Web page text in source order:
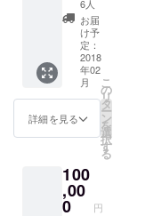
は店
舗・営
業の確
認をさ
せてい
ただき
ます、
ご了承
くださ
待（現
地まで
の交通
費は別
途） ・
ネット
ショッ
プ＆宇
宙バー
でビー
間
5%OFF
・オフ
6人
お届
け予
定：
2018
年02
月
詳細を見る
こ
の
リ
タ
ー
ン
を
選
択
す
る
100
,00
0 円